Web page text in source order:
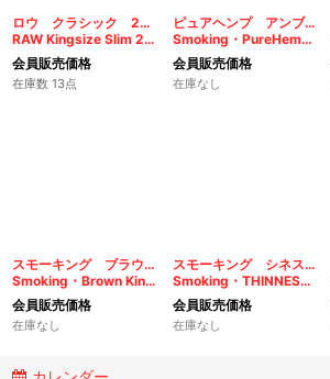
ロウ クラシック 200枚入り
RAW Kingsize Slim 200'S
会員販売価格
在庫数 13点
ピュアヘンプ アンブリーチ キングサイズ
Smoking・PureHemp unbleached King Size
会員販売価格
在庫なし
スモーキング ブラウン キングサイズ
Smoking・Brown King Size Unbleached
会員販売価格
在庫なし
スモーキング シネスト キングサイズ
Smoking・THINNEST King Size
会員販売価格
在庫なし